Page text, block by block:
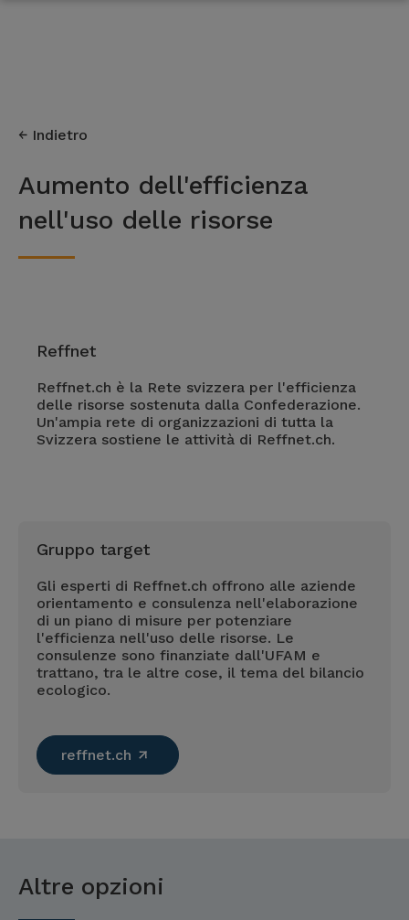
Indietro
Aumento dell'efficienza
nell'uso delle risorse
Reffnet
Reffnet.ch è la Rete svizzera per l'efficienza
delle risorse sostenuta dalla Confederazione.
Un'ampia rete di organizzazioni di tutta la
Svizzera sostiene le attività di Reffnet.ch.
Gruppo target
Gli esperti di Reffnet.ch offrono alle aziende
orientamento e consulenza nell'elaborazione
di un piano di misure per potenziare
l'efficienza nell'uso delle risorse. Le
consulenze sono finanziate dall'UFAM e
trattano, tra le altre cose, il tema del bilancio
ecologico.
reffnet.ch
Altre opzioni